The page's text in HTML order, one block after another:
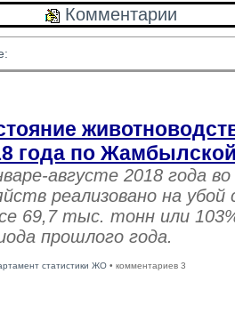
Комментарии
года по
августе 2018 года
реализовано на
69,7 тыс. тонн или
прошлого года.
статистики ЖО • комментариев 3